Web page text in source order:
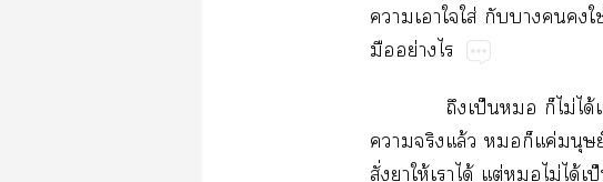
​​​ใส่
​ย่​
​ป็​​​ไม่​
​​ล้​​​ค่​
ั่​​ให้​​ได้​ต่​​ไม่​ได้​